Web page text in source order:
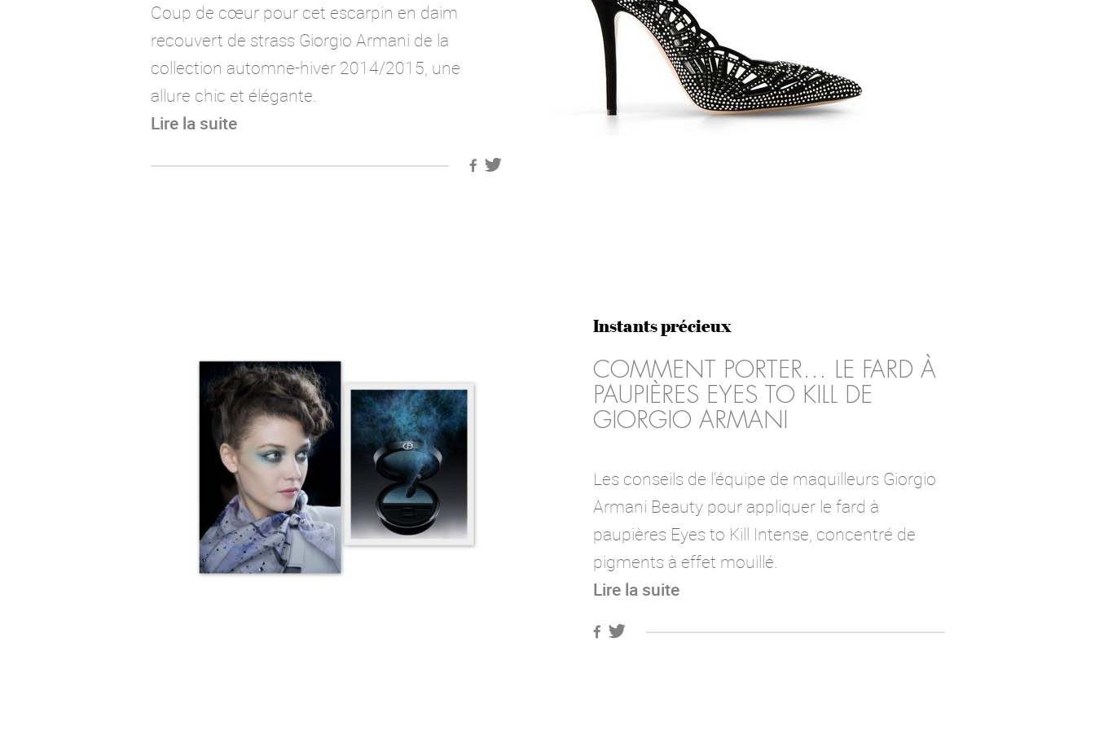
Coup de cœur pour cet escarpin en daim
recouvert de strass Giorgio Armani de la
collection automne-hiver 2014/2015, une
allure chic et élégante.
Lire la suite
Instants précieux
COMMENT PORTER… LE FARD À
PAUPIÈRES EYES TO KILL DE
GIORGIO ARMANI
Les conseils de l’équipe de maquilleurs Giorgio
Armani Beauty pour appliquer le fard à
paupières Eyes to Kill Intense, concentré de
pigments à effet mouillé.
Lire la suite